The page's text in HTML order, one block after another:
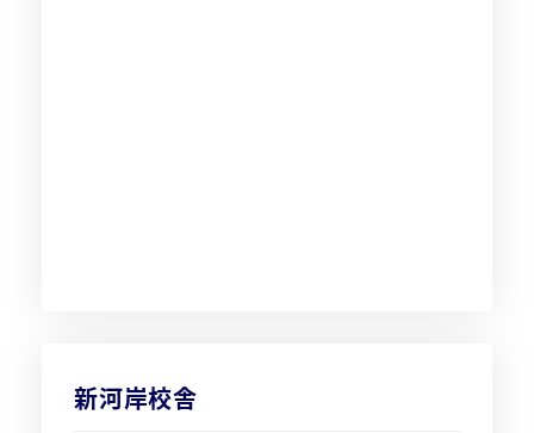
新河岸校舎